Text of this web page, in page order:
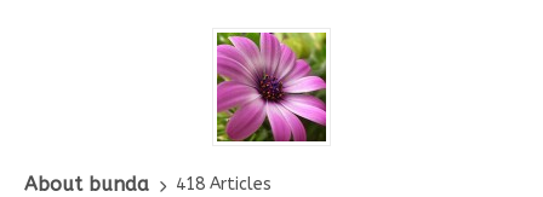
About bunda
418 Articles